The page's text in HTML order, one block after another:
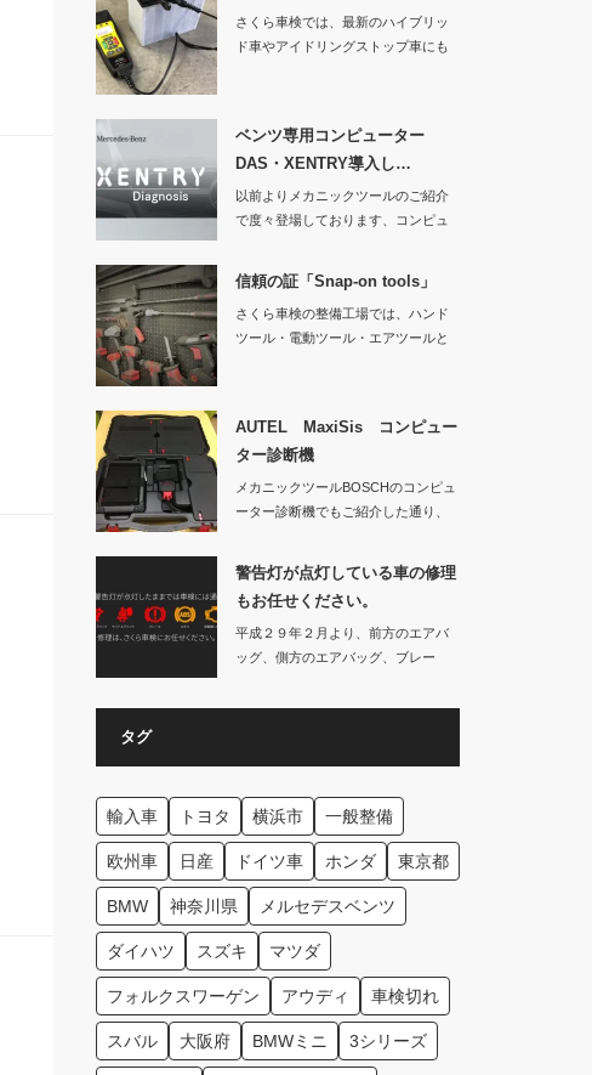
さくら車検では、最新のハイブリッ
ド車やアイドリングストップ車にも
ベンツ専用コンピューター
DAS・XENTRY導入し…
以前よりメカニックツールのご紹介
で度々登場しております、コンピュ
信頼の証「Snap-on tools」
さくら車検の整備工場では、ハンド
ツール・電動ツール・エアツールと
AUTEL MaxiSis コンピュー
ター診断機
メカニックツールBOSCHのコンピュ
ーター診断機でもご紹介した通り、
警告灯が点灯している車の修理
もお任せください。
平成２９年２月より、前方のエアバ
ッグ、側方のエアバッグ、ブレー
タグ
輸入車 トヨタ 横浜市 一般整備
欧州車 日産 ドイツ車 ホンダ 東京都
BMW 神奈川県 メルセデスベンツ
ダイハツ スズキ マツダ
フォルクスワーゲン アウディ 車検切れ
スバル 大阪府 BMWミニ 3シリーズ